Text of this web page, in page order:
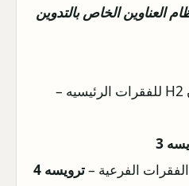
العناوين الخاص بالتدوين
حيث يمكنك استخدام العنوان H2 للفقرات الرئيسيه –
3
ترويسه 4